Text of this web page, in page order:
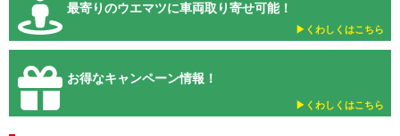
最寄りのウエマツに車両取り寄せ可能！
▶︎くわしくはこちら
お得なキャンペーン情報！
▶︎くわしくはこちら